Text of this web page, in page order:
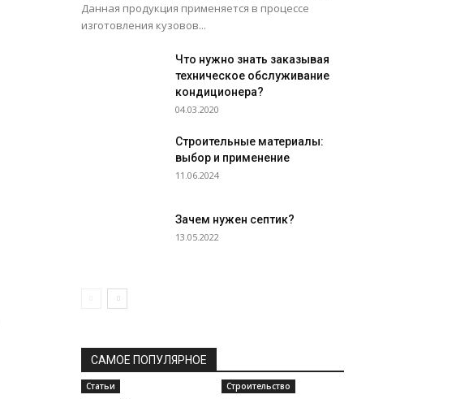
Данная продукция применяется в процессе
изготовления кузовов...
Что нужно знать заказывая
техническое обслуживание
кондиционера?
04.03.2020
Строительные материалы:
выбор и применение
11.06.2024
Зачем нужен септик?
13.05.2022
САМОЕ ПОПУЛЯРНОЕ
Статьи Строительство